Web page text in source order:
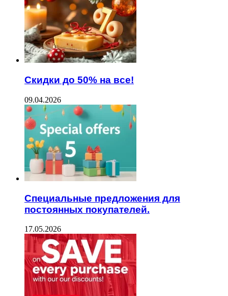
Скидки до 50% на все!
09.04.2026
Специальные предложения для
постоянных покупателей.
17.05.2026